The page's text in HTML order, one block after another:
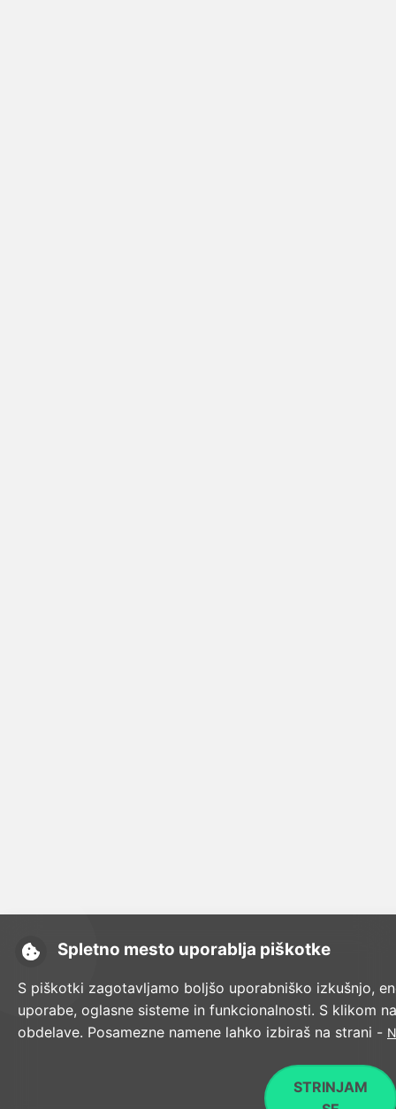
Spletno mesto uporablja piškotke
S piškotki zagotavljamo boljšo uporabniško izkušnjo,
uporabe, oglasne sisteme in funkcionalnosti. S klikom
obdelave. Posamezne namene lahko izbiraš na strani -
STRINJAM